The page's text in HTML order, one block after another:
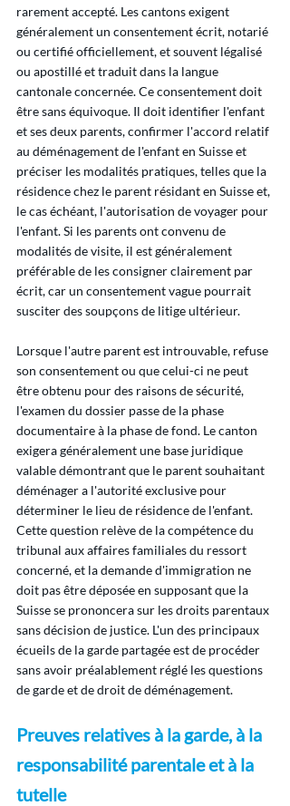
rarement accepté. Les cantons exigent
généralement un consentement écrit, notarié
ou certifié officiellement, et souvent légalisé
ou apostillé et traduit dans la langue
cantonale concernée. Ce consentement doit
être sans équivoque. Il doit identifier l'enfant
et ses deux parents, confirmer l'accord relatif
au déménagement de l'enfant en Suisse et
préciser les modalités pratiques, telles que la
résidence chez le parent résidant en Suisse et,
le cas échéant, l'autorisation de voyager pour
l'enfant. Si les parents ont convenu de
modalités de visite, il est généralement
préférable de les consigner clairement par
écrit, car un consentement vague pourrait
susciter des soupçons de litige ultérieur.
Lorsque l'autre parent est introuvable, refuse
son consentement ou que celui-ci ne peut
être obtenu pour des raisons de sécurité,
l'examen du dossier passe de la phase
documentaire à la phase de fond. Le canton
exigera généralement une base juridique
valable démontrant que le parent souhaitant
déménager a l'autorité exclusive pour
déterminer le lieu de résidence de l'enfant.
Cette question relève de la compétence du
tribunal aux affaires familiales du ressort
concerné, et la demande d'immigration ne
doit pas être déposée en supposant que la
Suisse se prononcera sur les droits parentaux
sans décision de justice. L'un des principaux
écueils de la garde partagée est de procéder
sans avoir préalablement réglé les questions
de garde et de droit de déménagement.
Preuves relatives à la garde, à la
responsabilité parentale et à la
tutelle